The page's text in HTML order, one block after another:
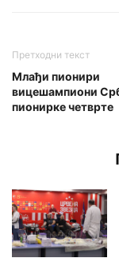
Претходни текст
Млађи пионири
вицешампиони
пионирке четврте